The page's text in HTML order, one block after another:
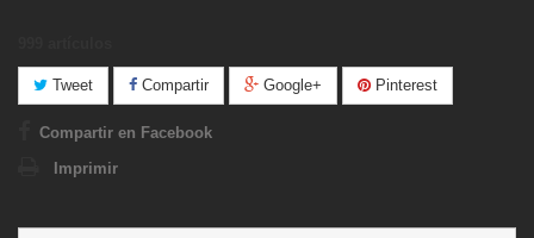
Tweet Compartir Google+ Pinterest
Compartir en Facebook
Imprimir